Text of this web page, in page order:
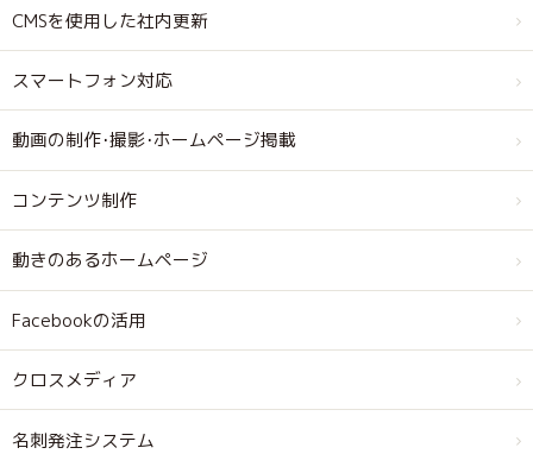
CMSを使用した社内更新
スマートフォン対応
動画の制作･撮影･ホームページ掲載
コンテンツ制作
動きのあるホームページ
Facebookの活用
クロスメディア
名刺発注システム